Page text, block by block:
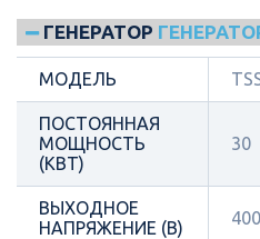
ГЕНЕРАТОР
МОДЕЛЬ
ПОСТОЯННАЯ
МОЩНОСТЬ
(КВТ)
30
ВЫХОДНОЕ
НАПРЯЖЕНИЕ (В)